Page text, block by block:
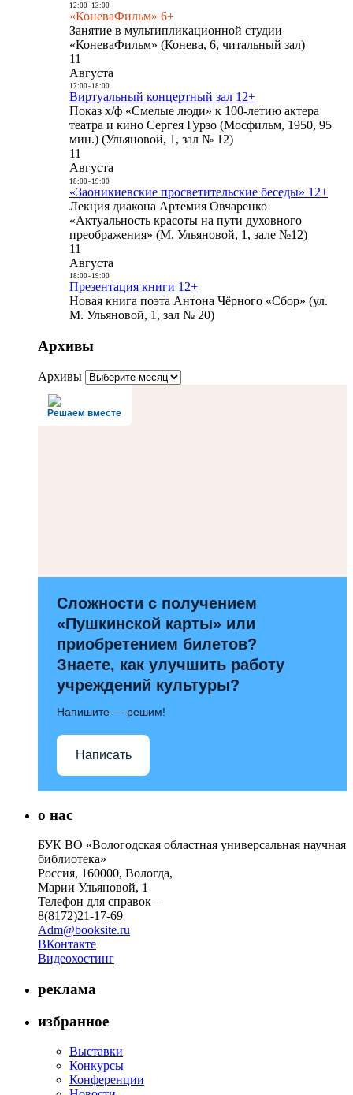
12:00- 13:00
«КоневаФильм» 6+
Занятие в мультипликационной студии
«КоневаФильм» (Конева, 6, читальный зал)
11
Августа
17:00- 18:00
Виртуальный концертный зал 12+
Показ х/ф «Смелые люди» к 100-летию актера
театра и кино Сергея Гурзо (Мосфильм, 1950, 95
мин.) (Ульяновой, 1, зал № 12)
11
Августа
18:00- 19:00
«Заоникиевские просветительские беседы» 12+
Лекция диакона Артемия Овчаренко
«Актуальность красоты на пути духовного
преображения» (М. Ульяновой, 1, зале №12)
11
Августа
18:00- 19:00
Презентация книги 12+
Новая книга поэта Антона Чёрного «Сбор» (ул.
М. Ульяновой, 1, зал № 20)
Архивы
Архивы
Решаем вместе
Сложности с получением
«Пушкинской карты» или
приобретением билетов?
Знаете, как улучшить работу
учреждений культуры?
Напишите — решим!
Написать
о нас
БУК ВО «Вологодская областная универсальная научная
библиотека»
Россия, 160000, Вологда,
Марии Ульяновой, 1
Телефон для справок –
8(8172)21-17-69
Adm@booksite.ru
ВКонтакте
Видеохостинг
реклама
избранное
Выставки
Конкурсы
Конференции